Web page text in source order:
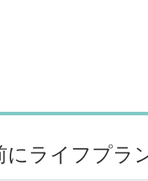
にライフプラ